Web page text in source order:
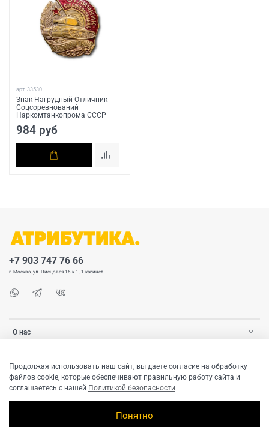
арт. 33530
Знак Нагрудный Отличник
Соцсоревнований
Наркомтанкопрома СССР
984 руб
О нас
+7 903 747 76 66
г. Москва, ул. Писцовая 16 к 1, 1 кабинет
© 2020-2026 ATRIBUTICASTORE.RU Все права защищены. Любое использование
Продолжая использовать наш сайт, вы даете согласие на обработку
файлов cookie, которые обеспечивают правильную работу сайта и
соглашаетесь с нашей Политикой безопасности
Понятно